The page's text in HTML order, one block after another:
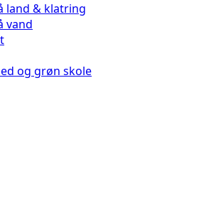
land & klatring
vand
og grøn skole